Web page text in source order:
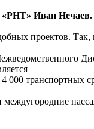
«РНТ» Иван Нечаев.
проектов. Так,
000 транспортных